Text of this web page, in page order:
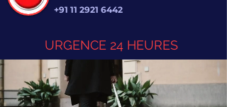
+91 11 2921 6442
URGENCE 24 HEURES